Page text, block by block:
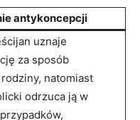
antykoncepcji
uznaje
za ⁢sposób
natomiast
odrzuca ​ją ⁢w‍